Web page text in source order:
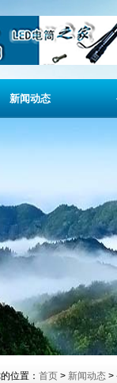
新闻动态
位置： 首页 > 新闻动态 >